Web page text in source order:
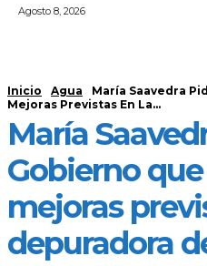
Agosto 8, 2026